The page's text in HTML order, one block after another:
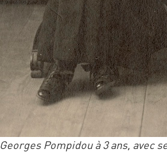
Georges Pompidou à 3 ans, avec